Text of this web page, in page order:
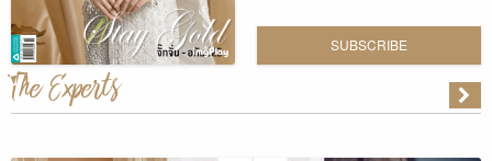
SUBSCRIBE
The Experts